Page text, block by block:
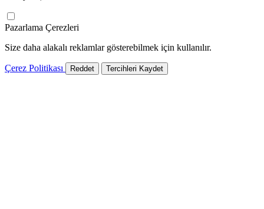
Pazarlama Çerezleri
Size daha alakalı reklamlar gösterebilmek için kullanılır.
Çerez Politikası Reddet Tercihleri Kaydet